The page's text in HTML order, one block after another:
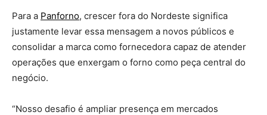
Para a Panforno, crescer fora do Nordeste significa
justamente levar essa mensagem a novos públicos e
consolidar a marca como fornecedora capaz de atender
operações que enxergam o forno como peça central do
negócio.
“Nosso desafio é ampliar presença em mercados